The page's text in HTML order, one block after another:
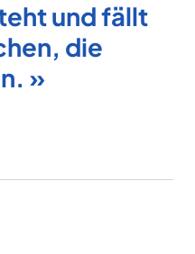
und fällt
die
»